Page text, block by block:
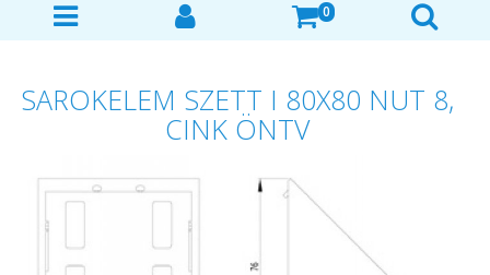
0
SAROKELEM SZETT I 80X80 NUT 8,
CINK ÖNTV